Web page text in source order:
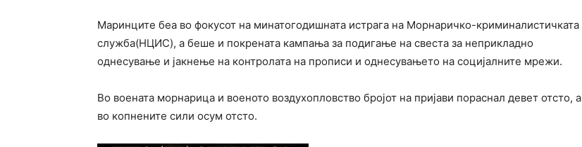
Маринците беа во фокусот на минатогодишната истрага на Морнаричко-криминалистичката
служба(НЦИС), а беше и покрената кампања за подигање на свеста за неприкладно
однесување и јакнење на контролата на прописи и однесувањето на социјалните мрежи.
Во воената морнарица и военото воздухопловство бројот на пријави пораснал девет отсто, а
во копнените сили осум отсто.